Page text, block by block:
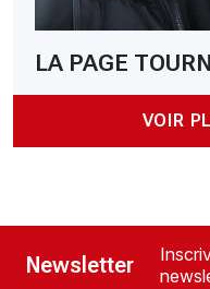
LA PAGE
VOIR
Newsletter